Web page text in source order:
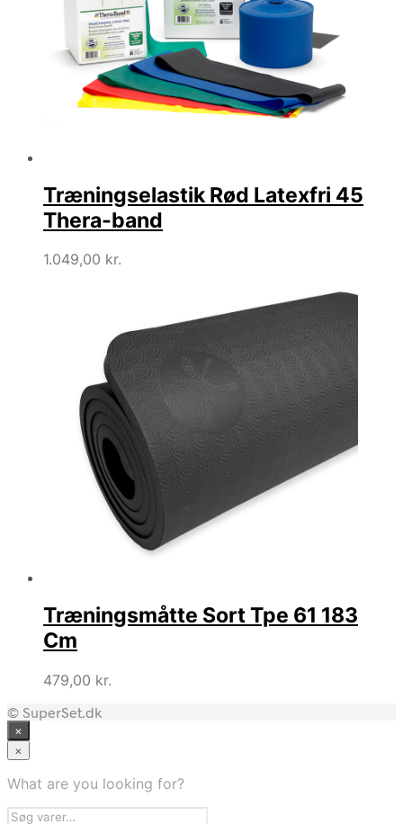
Træningselastik Rød Latexfri 45
Thera-band
1.049,00 kr.
Træningsmåtte Sort Tpe 61 183
Cm
479,00 kr.
© SuperSet.dk
×
×
What are you looking for?